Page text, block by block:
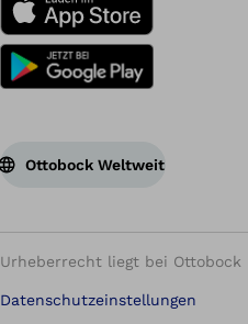
Ottobock Weltweit
Urheberrecht liegt bei Ottobock
Datenschutzeinstellungen